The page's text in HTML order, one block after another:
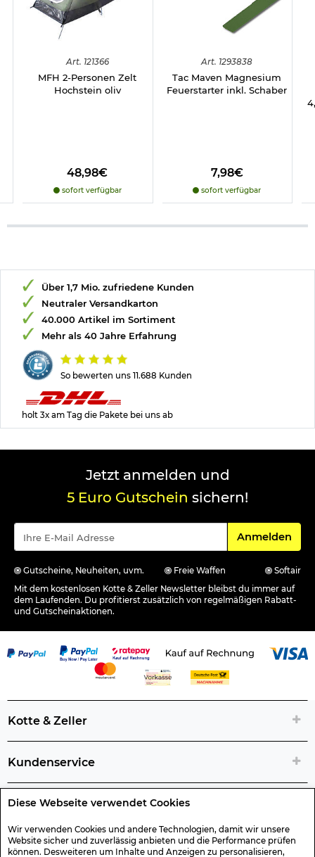
Diese Webseite verwendet Cookies
Wir verwenden Cookies und andere Technologien, damit wir unsere
Website sicher und zuverlässig anbieten und die Performance prüfen
können. Desweiteren um Inhalte und Anzeigen zu personalisieren,
Art. 121366
MFH 2-Personen Zelt
Hochstein oliv
48,98€
sofort verfügbar
Art. 1293838
Tac Maven Magnesium
Feuerstarter inkl. Schaber
7,98€
sofort verfügbar
So bewerten uns 11.688 Kunden
Über 1,7 Mio. zufriedene Kunden
Neutraler Versandkarton
40.000 Artikel im Sortiment
Mehr als 40 Jahre Erfahrung
holt 3x am Tag die Pakete bei uns ab
Jetzt anmelden und
5 Euro Gutschein sichern!
Für den
Anmelden
Gutscheine, Neuheiten, uvm. Freie Waffen
Softair
Mit dem kostenlosen Kotte & Zeller Newsletter bleibst du immer auf
dem Laufenden. Du profitierst zusätzlich von regelmäßigen Rabatt-
und Gutscheinaktionen.
Kotte & Zeller
Kundenservice
Rechtliche Artikelinfos
Geschenk-Gutscheine